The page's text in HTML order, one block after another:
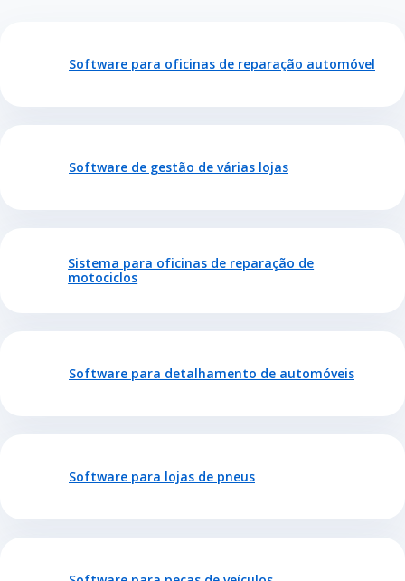
Software para oficinas de reparação automóvel
Software de gestão de várias lojas
Sistema para oficinas de reparação de
motociclos
Software para detalhamento de automóveis
Software para lojas de pneus